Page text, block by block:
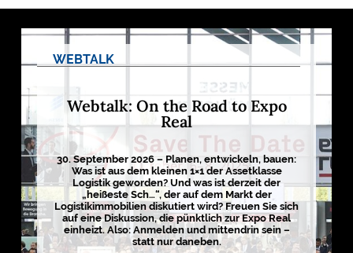
N

e
u
t
s
h
l
a
n
d
s
L
o
g
WEBTALK
Webtalk: On the Road to Expo
Real
30. September 2026 – Planen, entwickeln, bauen:
Was ist aus dem kleinen 1×1 der Assetklasse
Logistik geworden? Und was ist derzeit der
„heißeste Sch…“, der auf dem Markt der
Logistikimmobilien diskutiert wird? Freuen Sie sich
auf eine Diskussion, die pünktlich zur Expo Real
einheizt. Also: Anmelden und mittendrin sein –
statt nur daneben.